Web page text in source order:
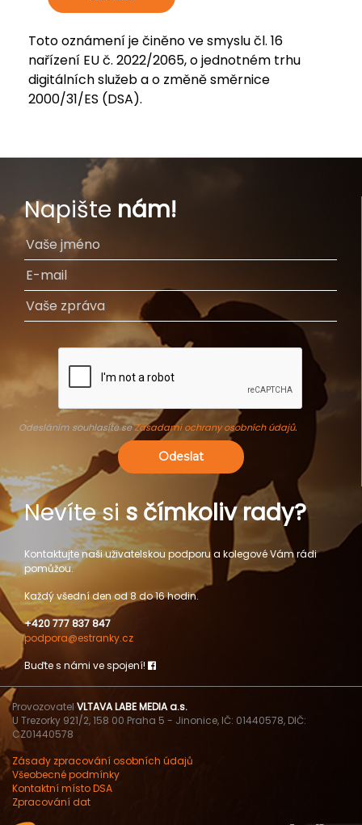
Toto oznámení je činěno ve smyslu čl. 16
nařízení EU č. 2022/2065, o jednotném trhu
digitálních služeb a o změně směrnice
2000/31/ES (DSA).
Napište nám!
Odesláním souhlasíte seZásadami ochrany osobních údajů.
Odeslat
Nevíte si s čímkoliv rady?
Kontaktujte naši uživatelskou podporu a kolegové Vám rádi
pomůžou.
Každý všední den od 8 do 16 hodin.
+420 777 837 847
podpora@estranky.cz
Buďte s námi ve spojení!
Provozovatel VLTAVA LABE MEDIA a.s.
U Trezorky 921/2, 158 00 Praha 5 - Jinonice, IČ: 01440578, DIČ:
CZ01440578
Zásady zpracování osobních údajů
Všeobecné podmínky
Kontaktní místo DSA
Zpracování dat